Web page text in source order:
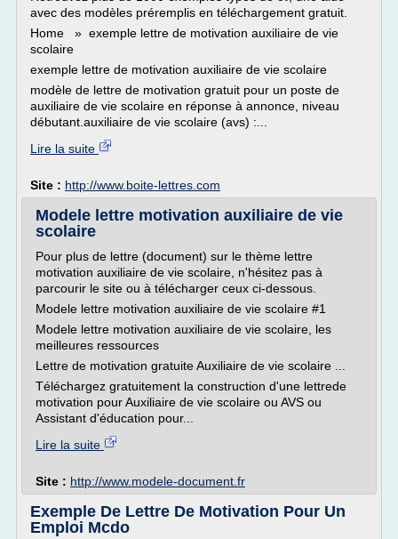
avec des modèles préremplis en téléchargement gratuit.
Home » exemple lettre de motivation auxiliaire de vie
scolaire
exemple lettre de motivation auxiliaire de vie scolaire
modèle de lettre de motivation gratuit pour un poste de
auxiliaire de vie scolaire en réponse à annonce, niveau
débutant.auxiliaire de vie scolaire (avs) :...
Lire la suite
Site : http://www.boite-lettres.com
Modele lettre motivation auxiliaire de vie
scolaire
Pour plus de lettre (document) sur le thème lettre
motivation auxiliaire de vie scolaire, n'hésitez pas à
parcourir le site ou à télécharger ceux ci-dessous.
Modele lettre motivation auxiliaire de vie scolaire #1
Modele lettre motivation auxiliaire de vie scolaire, les
meilleures ressources
Lettre de motivation gratuite Auxiliaire de vie scolaire ...
Téléchargez gratuitement la construction d'une lettrede
motivation pour Auxiliaire de vie scolaire ou AVS ou
Assistant d'éducation pour...
Lire la suite
Site : http://www.modele-document.fr
Exemple De Lettre De Motivation Pour Un
Emploi Mcdo